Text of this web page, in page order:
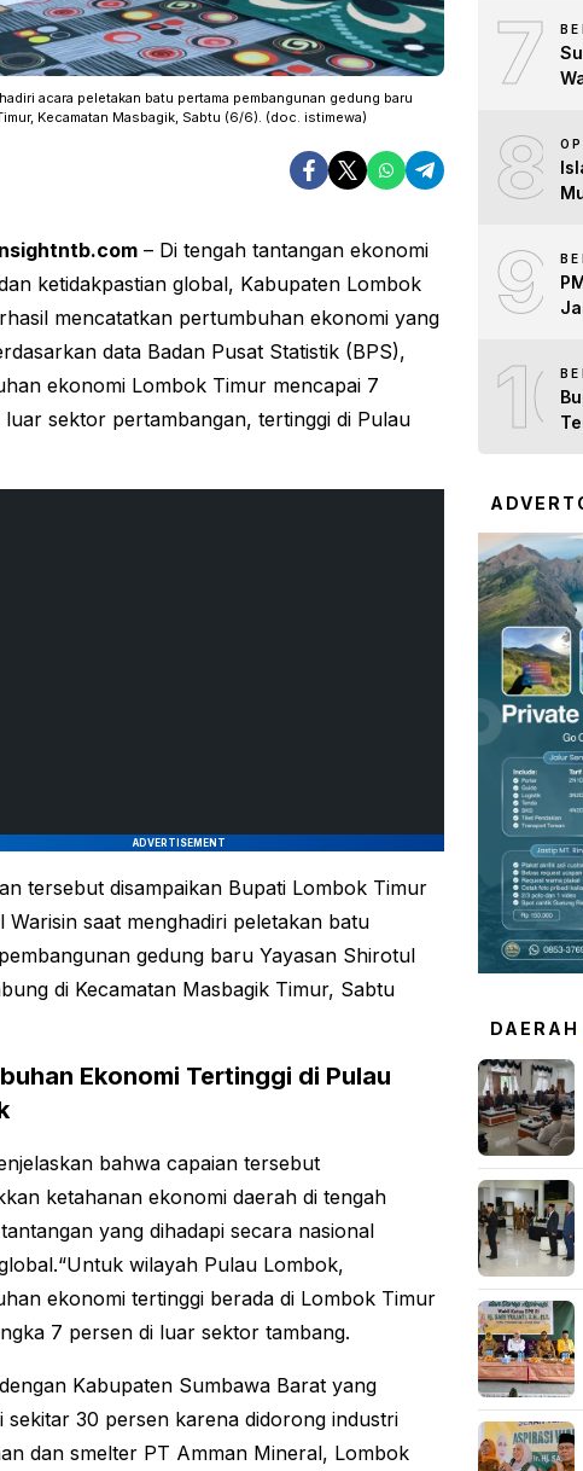
acara peletakan batu pertama pembangunan gedung baru
Kecamatan Masbagik, Sabtu (6/6). (doc. istimewa)
– Di tengah tantangan ekonomi
ketidakpastian global, Kabupaten Lombok
mencatatkan pertumbuhan ekonomi yang
data Badan Pusat Statistik (BPS),
ekonomi Lombok Timur mencapai 7
luar sektor pertambangan, tertinggi di Pulau
ADVERTISEMENT
tersebut disampaikan Bupati Lombok Timur
Warisin saat menghadiri peletakan batu
gedung baru Yayasan Shirotul
di Kecamatan Masbagik Timur, Sabtu
Ekonomi Tertinggi di Pulau
bahwa capaian tersebut
ketahanan ekonomi daerah di tengah
yang dihadapi secara nasional
wilayah Pulau Lombok,
ekonomi tertinggi berada di Lombok Timur
7 persen di luar sektor tambang.
Kabupaten Sumbawa Barat yang
sekitar 30 persen karena didorong industri
dan smelter PT Amman Mineral, Lombok
7
8
9
DAERAH